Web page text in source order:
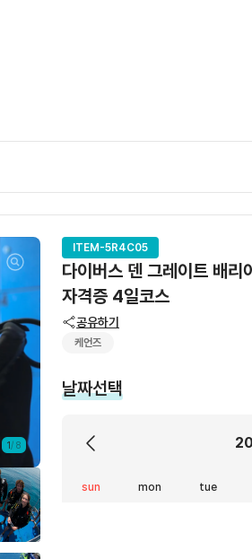
1/ 8
ITEM-5R4C05
다이버스 덴 그레이트 배리
자격증 4일코스
공유하기
케언즈
날짜선택
sun mon tue